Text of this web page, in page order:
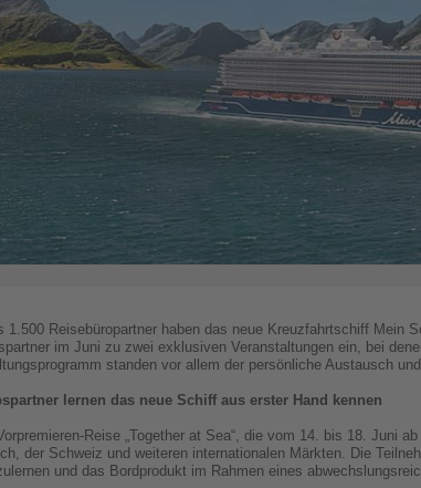
1.500 Reisebüropartner haben das neue Kreuzfahrtschiff Mein
im Juni zu zwei exklusiven Veranstaltungen ein, bei
standen vor allem der persönliche Austausch
lernen das neue Schiff aus erster Hand kennen
Reise „Together at Sea“, die vom 14. bis 18. Juni
der Schweiz und weiteren internationalen Märkten. Die
und das Bordprodukt im Rahmen eines